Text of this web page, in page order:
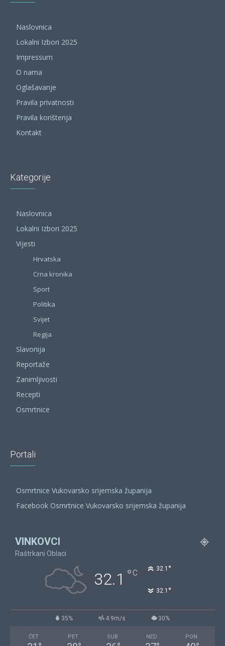
Naslovnica
Lokalni Izbori 2025
Impressum
O nama
Oglašavanje
Pravila privatnosti
Pravila korištenja
Kontakt
Kategorije
Naslovnica
Lokalni Izbori 2025
Vijesti
Hrvatska
Crna kronika
Sport
Politika
Svijet
Regija
Slavonija
Reportaže
Zanimljivosti
Recepti
Osmrtnice
Portali
Osmrtnice Vukovarsko srijemska županija
Facebook Osmrtnice Vukovarsko srijemska županija
VINKOVCI
Raštrkani Oblaci
32.1 °C 32.1 °
32.1 °
35% 4.9m/s 30%
ČET PET SUB NED PON